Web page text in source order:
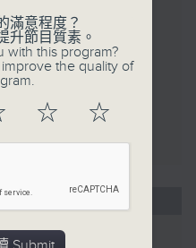
10:04 -
影響
景
滿意程度？
升節目質素。
with this program?
the quality of
☆ ☆